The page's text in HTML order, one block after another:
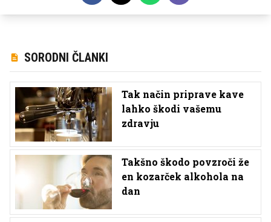
SORODNI ČLANKI
Tak način priprave kave
lahko škodi vašemu
zdravju
Takšno škodo povzroči že
en kozarček alkohola na
dan